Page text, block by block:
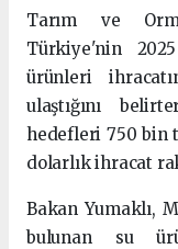
Tarım ve
Türkiye'nin
ürünleri
ulaştığını
hedefleri 750 bin
dolarlık ihracat
Bakan Yumaklı,
bulunan su